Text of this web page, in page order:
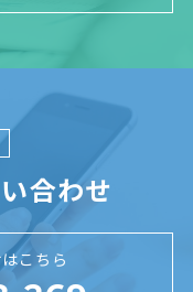
合わせ
こちら